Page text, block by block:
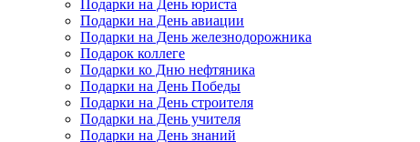
Подарки на День юриста
Подарки на День авиации
Подарки на День железнодорожника
Подарок коллеге
Подарки ко Дню нефтяника
Подарки на День Победы
Подарки на День строителя
Подарки на День учителя
Подарки на День знаний